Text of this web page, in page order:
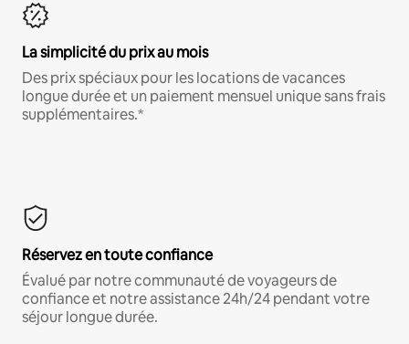
La simplicité du prix au mois
Des prix spéciaux pour les locations de vacances
longue durée et un paiement mensuel unique sans frais
supplémentaires.*
Réservez en toute confiance
Évalué par notre communauté de voyageurs de
confiance et notre assistance 24h/24 pendant votre
séjour longue durée.